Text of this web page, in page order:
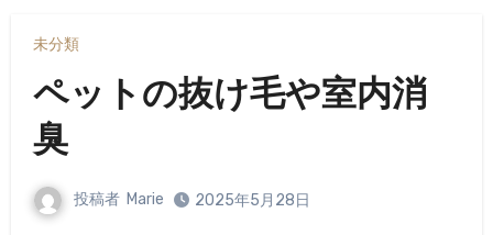
未分類
ペットの抜け毛や室内消
臭
投稿者 Marie 2025年5月28日